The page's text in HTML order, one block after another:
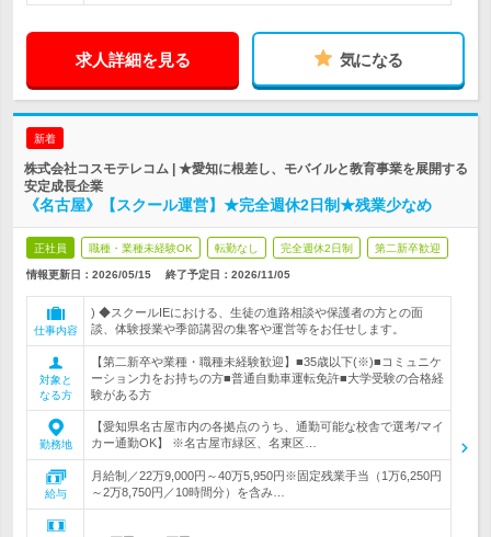
求人詳細を見る 気になる
新着
株式会社コスモテレコム | ★愛知に根差し、モバイルと教育事業を展開する
安定成長企業
《名古屋》【スクール運営】★完全週休2日制★残業少なめ
正社員 職種・業種未経験OK 転勤なし 完全週休2日制 第二新卒歓迎
情報更新日：2026/05/15 終了予定日： 2026/11/05
仕事内容
) ◆スクールIEにおける、生徒の進路相談や保護者の方との面
談、体験授業や季節講習の集客や運営等をお任せします。
対象と
なる方
【第二新卒や業種・職種未経験歓迎】■35歳以下(※)■コミュニケ
ーション力をお持ちの方■普通自動車運転免許■大学受験の合格経
験がある方
勤務地
【愛知県名古屋市内の各拠点のうち、通勤可能な校舎で選考/マイ
カー通勤OK】 ※名古屋市緑区、名東区…
給与
月給制／22万9,000円～40万5,950円※固定残業手当（1万6,250円
～2万8,750円／10時間分）を含み…